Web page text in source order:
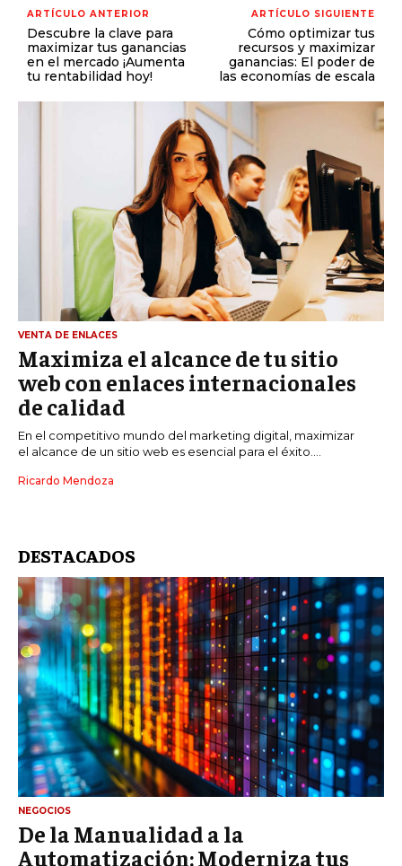
ARTÍCULO ANTERIOR
Descubre la clave para
maximizar tus ganancias
en el mercado ¡Aumenta
tu rentabilidad hoy!
ARTÍCULO SIGUIENTE
Cómo optimizar tus
recursos y maximizar
ganancias: El poder de
las economías de escala
VENTA DE ENLACES
Maximiza el alcance de tu sitio
web con enlaces internacionales
de calidad
En el competitivo mundo del marketing digital, maximizar
el alcance de un sitio web es esencial para el éxito....
Ricardo Mendoza
DESTACADOS
NEGOCIOS
De la Manualidad a la
Automatización: Moderniza tus